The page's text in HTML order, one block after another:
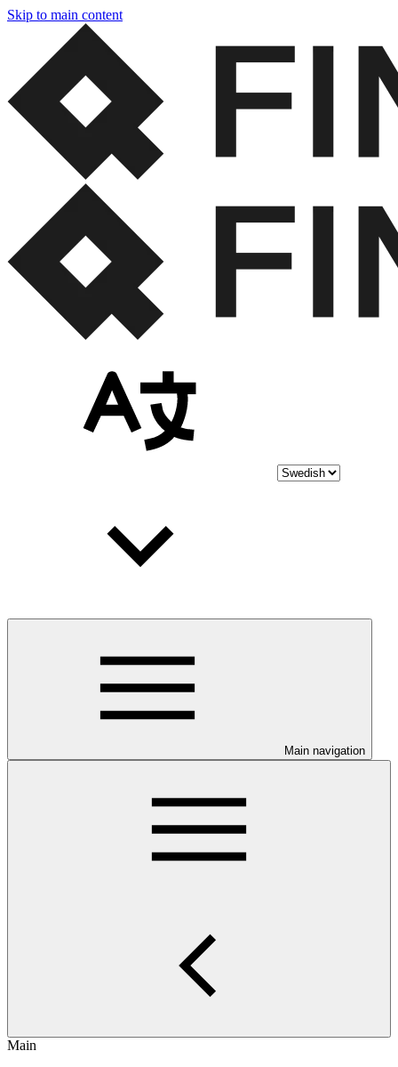
Skip to main content
Main navigation
Main